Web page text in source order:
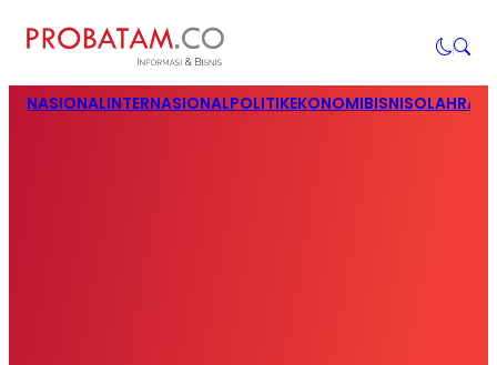
NASIONALINTERNASIONALPOLITIKEKONOMIBISNIS